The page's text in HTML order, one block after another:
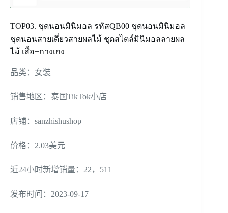
TOP03. ชุดนอนมินิมอล รหัสQB00 ชุดนอนมินิมอล
ชุดนอนสายเดี่ยวสายผลไม้ ชุดสไตล์มินิมอลลายผล
ไม้ เสื้อ+กางเกง
品类：女装
销售地区：泰国TikTok小店
店铺：sanzhishushop
价格：2.03美元
近24小时新增销量：22，511
发布时间：2023-09-17